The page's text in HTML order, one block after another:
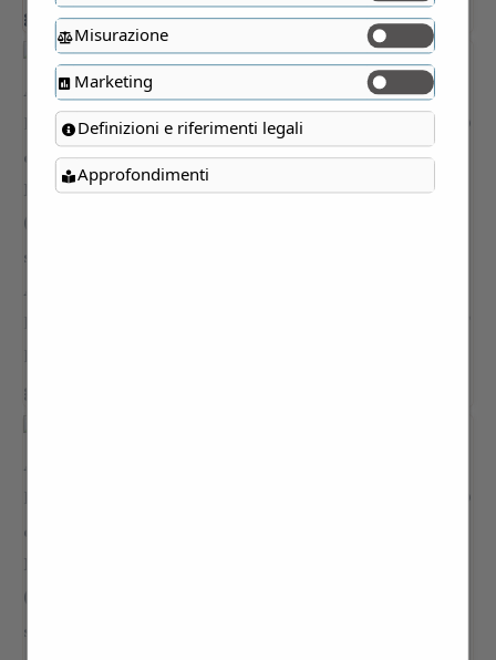
Misurazione
Marketing
Definizioni e riferimenti legali
Approfondimenti